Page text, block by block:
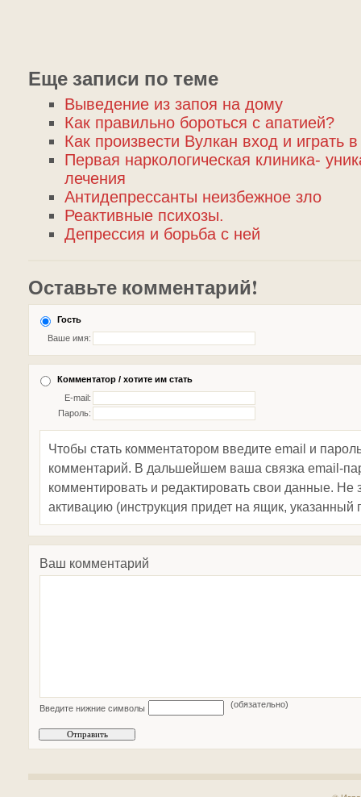
Еще записи по теме
Выведение из запоя на дому
Как правильно бороться с апатией?
Как произвести Вулкан вход и играть
Первая наркологическая клиника-
лечения
Антидепрессанты неизбежное зло
Реактивные психозы.
Депрессия и борьба с ней
Оставьте комментарий!
Гость
Ваше имя:
Комментатор / хотите им стать
E-mail:
Пароль:
Чтобы стать комментатором введите email и
комментарий. В дальшейшем ваша связка email-
комментировать и редактировать свои данные. Не
активацию (инструкция придет на ящик, указанный
Ваш комментарий
Введите нижние символы (обязательно)